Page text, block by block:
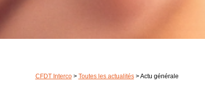
CFDT Interco> Toutes les actualités>Actu générale